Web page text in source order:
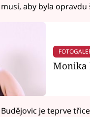
aby byla opravdu
Monika
je teprve